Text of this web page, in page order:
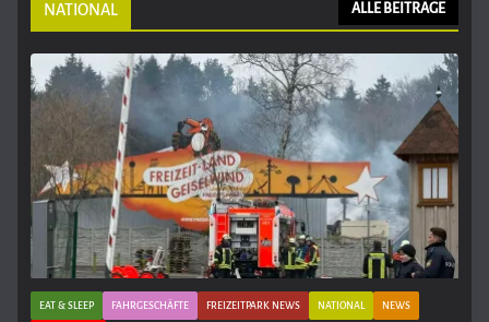
NATIONAL ALLE BEITRÄGE
EAT & SLEEP FAHRGESCHÄFTE FREIZEITPARK NEWS NATIONAL NEWS